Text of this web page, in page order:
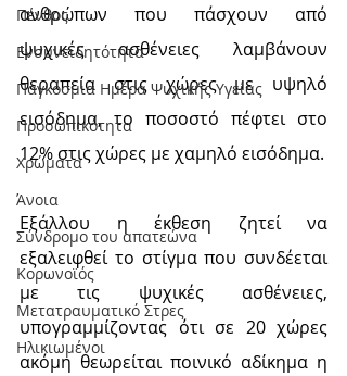
Πένθος
Ενσυνειδητότητα
Παγκόσμια Ημέρα Ψυχικής Υγείας
Προσωπικότητα
Χρώματα
Άνοια
Σύνδρομο του απατεώνα
Κορωνοϊός
Μετατραυματικό Στρες
Ηλικιωμένοι
ανθρώπων που πάσχουν από
ψυχικές ασθένειες λαμβάνουν
θεραπεία στις χώρες με υψηλό
εισόδημα, το ποσοστό πέφτει στο
12% στις χώρες με χαμηλό εισόδημα.
Εξάλλου η έκθεση ζητεί να
εξαλειφθεί το στίγμα που συνδέεται
με τις ψυχικές ασθένειες,
υπογραμμίζοντας ότι σε 20 χώρες
ακόμη θεωρείται ποινικό αδίκημα η